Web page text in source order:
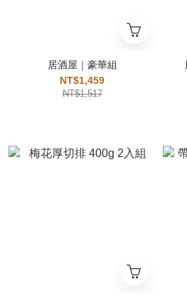
居酒屋｜豪華組
NT$1,459
NT$1,517